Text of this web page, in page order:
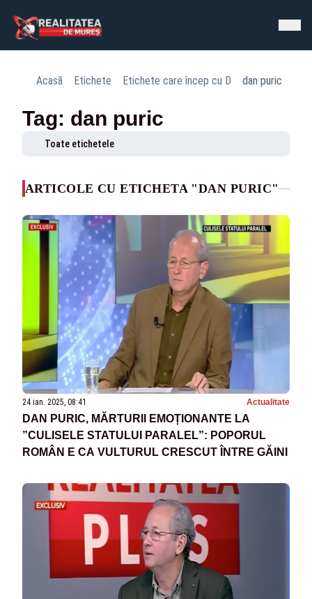
Acasă Etichete Etichete care încep cu D dan puric
Tag: dan puric
Toate etichetele
ARTICOLE CU ETICHETA "DAN PURIC"
24 ian. 2025, 08:41 Actualitate
DAN PURIC, MĂRTURII EMOȚIONANTE LA
”CULISELE STATULUI PARALEL”: POPORUL
ROMÂN E CA VULTURUL CRESCUT ÎNTRE GĂINI